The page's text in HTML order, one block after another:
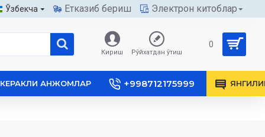
Ўзбекча Етказиб бериш Электрон китоблар
Кириш Рўйхатдан ўтиш
0
КЕРАКЛИ АНЖОМЛАР +998712175999